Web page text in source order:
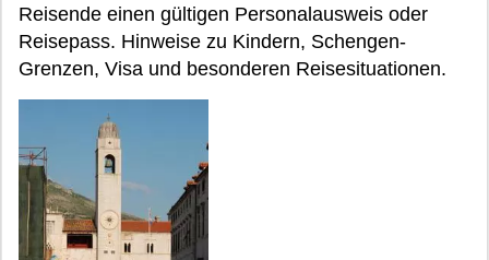
Reisende einen gültigen Personalausweis oder
Reisepass. Hinweise zu Kindern, Schengen-
Grenzen, Visa und besonderen Reisesituationen.